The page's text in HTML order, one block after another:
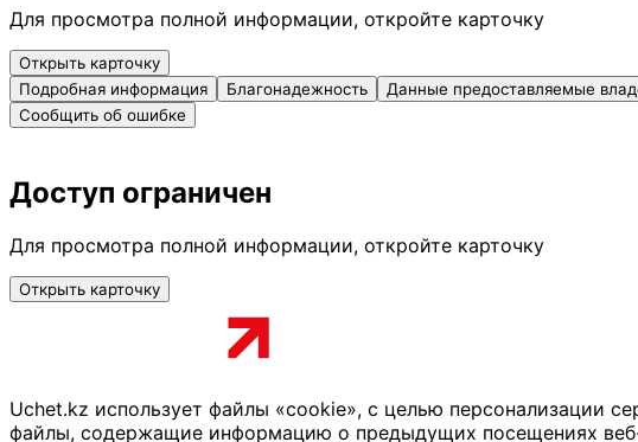
Для просмотра полной информации, откройте карточку
Открыть карточку
Подробная информация
Благонадежность Данные предоставляемые
Сообщить об ошибке
Доступ ограничен
Для просмотра полной информации, откройте карточку
Открыть карточку
Uchet.kz использует файлы «cookie», с целью персонализации
файлы, содержащие информацию о предыдущих посещениях веб-